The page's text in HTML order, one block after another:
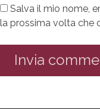
Salva il mio nome,
la prossima volta che